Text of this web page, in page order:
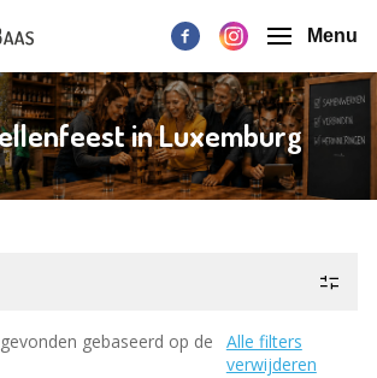
Menu
in Luxemburg
gebaseerd op de
Alle filters
verwijderen